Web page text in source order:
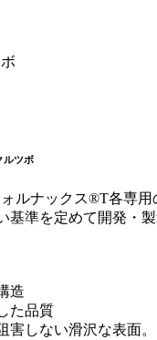
ルツボ
ルナックス®T各専用
基準を定めて開発・
造
た品質
害しない滑沢な表面。